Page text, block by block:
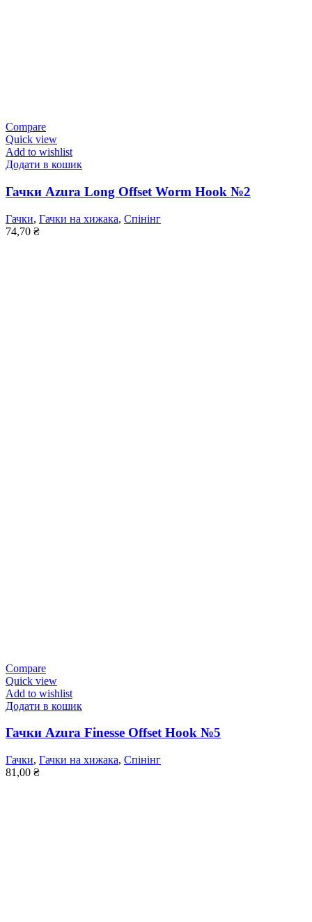
Compare
Quick view
Add to wishlist
Додати в кошик
Гачки Azura Long Offset Worm Hook №2
Гачки, Гачки на хижака, Спінінг
74,70 ₴
Compare
Quick view
Add to wishlist
Додати в кошик
Гачки Azura Finesse Offset Hook №5
Гачки, Гачки на хижака, Спінінг
81,00 ₴